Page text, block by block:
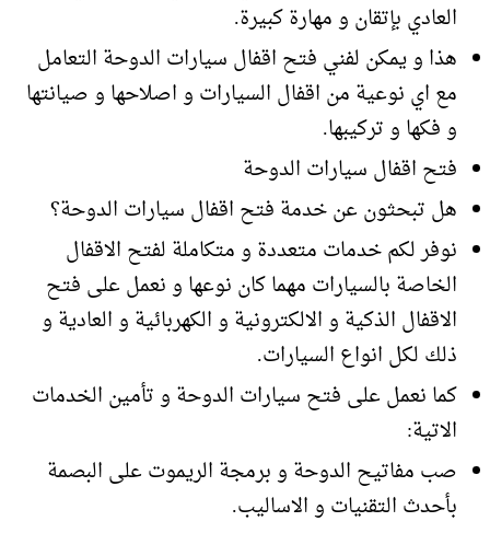
العادي بإتقان و مهارة كبيرة.
هذا و يمكن لفني فتح اقفال سيارات الدوحة التعامل
مع اي نوعية من اقفال السيارات و اصلاحها و صيانتها
و فكها و تركيبها.
فتح اقفال سيارات الدوحة
هل تبحثون عن خدمة فتح اقفال سيارات الدوحة؟
نوفر لكم خدمات متعددة و متكاملة لفتح الاقفال
الخاصة بالسيارات مهما كان نوعها و نعمل على فتح
الاقفال الذكية و الالكترونية و الكهربائية و العادية و
ذلك لكل انواع السيارات.
كما نعمل على فتح سيارات الدوحة و تأمين الخدمات
الاتية:
صب مفاتيح الدوحة و برمجة الريموت على البصمة
بأحدث التقنيات و الاساليب.